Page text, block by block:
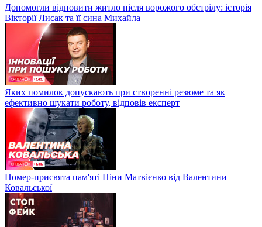
Допомогли відновити житло після ворожого обстрілу: історія
Вікторії Лисак та її сина Михайла
Яких помилок допускають при створенні резюме та як
ефективно шукати роботу, відповів експерт
Номер-присвята пам'яті Ніни Матвієнко від Валентини
Ковальської